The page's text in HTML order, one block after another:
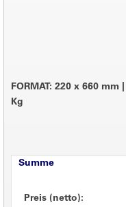
FORMAT: 220 x 660 mm
Kg
Summe
Preis (netto):